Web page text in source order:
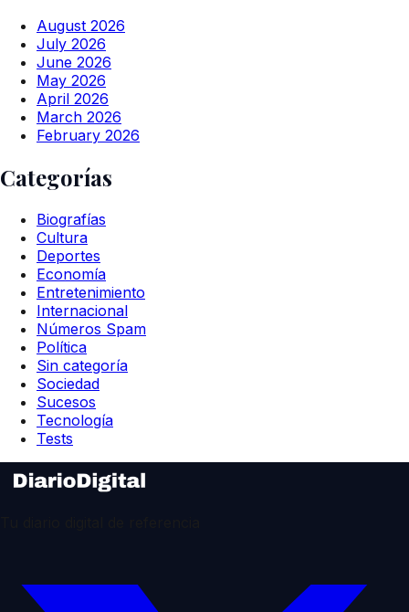
August 2026
July 2026
June 2026
May 2026
April 2026
March 2026
February 2026
Categorías
Biografías
Cultura
Deportes
Economía
Entretenimiento
Internacional
Números Spam
Política
Sin categoría
Sociedad
Sucesos
Tecnología
Tests